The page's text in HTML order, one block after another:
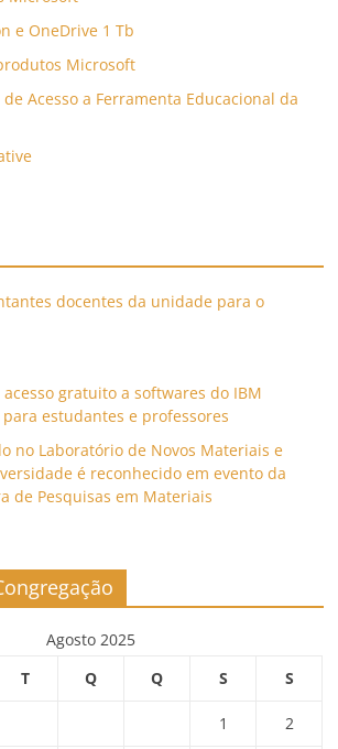
e OneDrive 1 Tb
Microsoft
Acesso a Ferramenta Educacional da
docentes da unidade para o
gratuito a softwares do IBM
estudantes e professores
no Laboratório de Novos Materiais e
é reconhecido em evento da
de Pesquisas em Materiais
Agosto 2025
T Q Q S S
1 2